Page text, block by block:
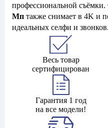
профессиональной съёмки.
Мп также снимает в 4K и
идеальных селфи и звонков.
Весь товар
сертифицирован
Гарантия 1 год
на все модели!